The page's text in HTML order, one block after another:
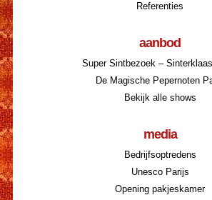
Referenties
aanbod
Super Sintbezoek –
De Magische Pepernoten
Bekijk alle shows
media
Bedrijfsoptredens
Unesco Parijs
Opening pakjeskamer